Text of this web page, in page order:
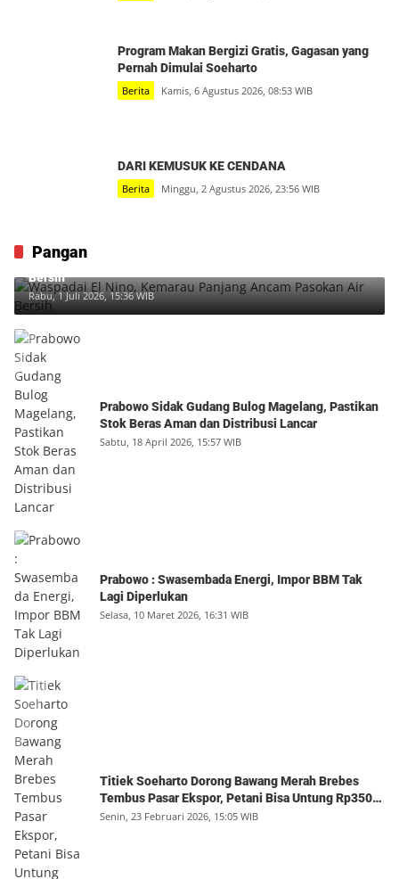
Program Makan Bergizi Gratis, Gagasan yang
Pernah Dimulai Soeharto
Berita Kamis, 6 Agustus 2026, 08:53 WIB
DARI KEMUSUK KE CENDANA
Berita Minggu, 2 Agustus 2026, 23:56 WIB
Pangan
Waspadai El Nino, Kemarau Panjang Ancam Pasokan Air
Bersih
Rabu, 1 Juli 2026, 15:36 WIB
Prabowo Sidak Gudang Bulog Magelang, Pastikan
Stok Beras Aman dan Distribusi Lancar
Sabtu, 18 April 2026, 15:57 WIB
Prabowo : Swasembada Energi, Impor BBM Tak
Lagi Diperlukan
Selasa, 10 Maret 2026, 16:31 WIB
Titiek Soeharto Dorong Bawang Merah Brebes
Tembus Pasar Ekspor, Petani Bisa Untung Rp350
Juta per Hektare
Senin, 23 Februari 2026, 15:05 WIB